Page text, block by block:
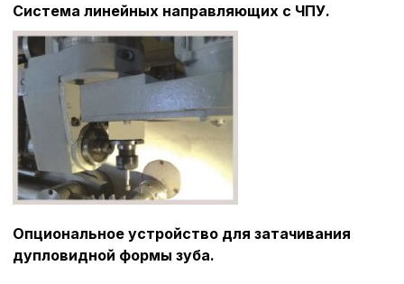
Система линейных направляющих с ЧПУ.
Опциональное устройство для затачивания
дупловидной формы зуба.